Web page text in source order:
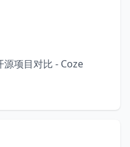
项目对比 - Coze